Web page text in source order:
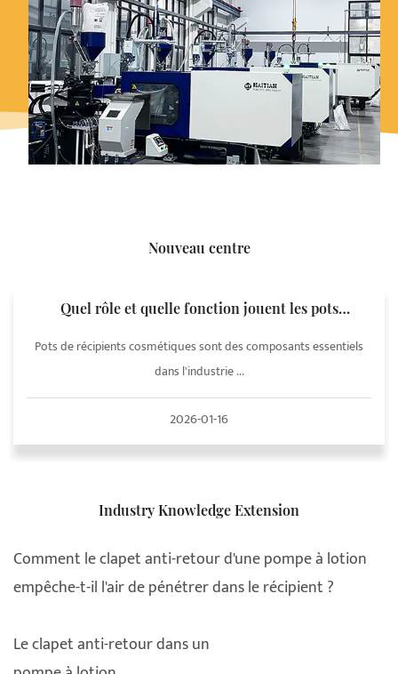
Nouveau centre
Quel rôle et quelle fonction jouent les pots
Pots de récipients cosmétiques sont des composants essentiels
dans l'industrie ...
2026-01-16
Industry Knowledge Extension
Comment le clapet anti-retour d'une pompe à lotion
empêche-t-il l'air de pénétrer dans le récipient ?
Le clapet anti-retour dans un